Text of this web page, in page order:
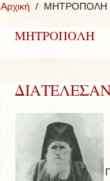
Αρχική ΜΗΤΡΟΠΟΛΗ
ΜΗΤΡΟΠΟΛΗ